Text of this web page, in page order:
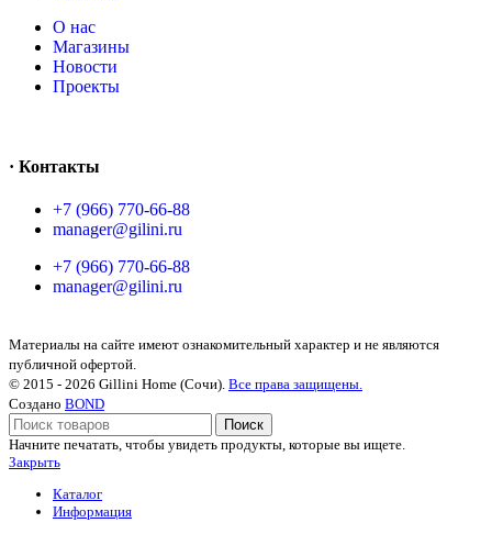
О нас
Магазины
Новости
Проекты
· Контакты
+7 (966) 770-66-88
manager@gilini.ru
+7 (966) 770-66-88
manager@gilini.ru
Материалы на сайте имеют ознакомительный характер и не являются
публичной офертой.
© 2015 - 2026 Gillini Home (Сочи). Все права защищены.
Создано BOND
Поиск
Начните печатать, чтобы увидеть продукты, которые вы ищете.
Закрыть
Каталог
Информация